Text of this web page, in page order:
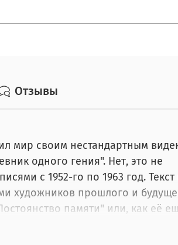
Отзывы
мир своим нестандартным
одного гения". Нет, это не
с 1952-го по 1963 год.
художников прошлого и
памяти" или, как её
с трех сторон тонирован